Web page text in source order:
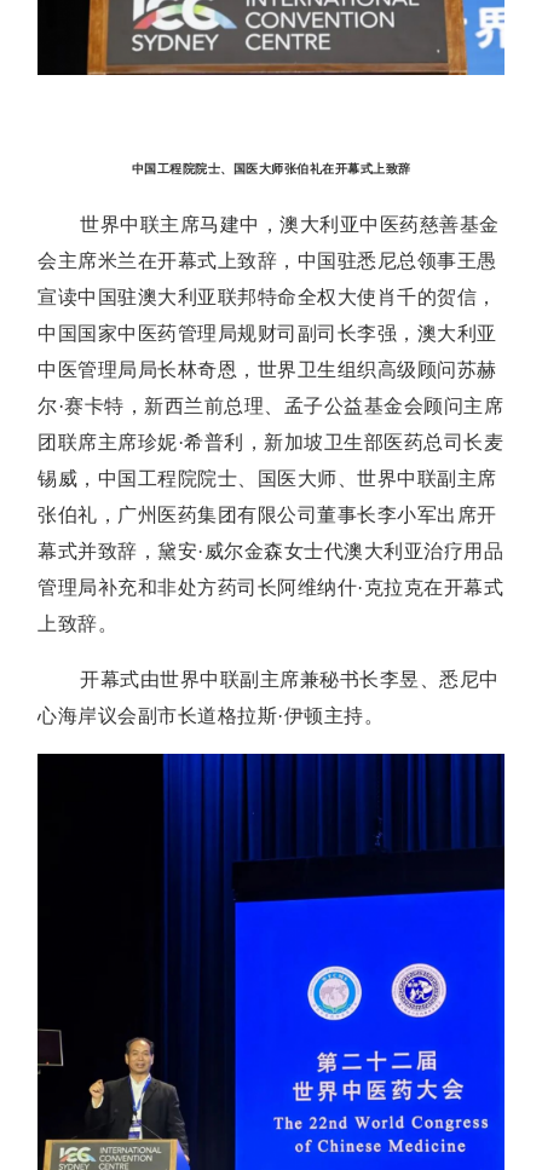
中国工程院院士、国医大师张伯礼在开幕式上致辞
世界中联主席马建中，澳大利亚中医药慈善基金
会主席米兰在开幕式上致辞，中国驻悉尼总领事王愚
宣读中国驻澳大利亚联邦特命全权大使肖千的贺信，
中国国家中医药管理局规财司副司长李强，澳大利亚
中医管理局局长林奇恩，世界卫生组织高级顾问苏赫
尔·赛卡特，新西兰前总理、孟子公益基金会顾问主席
团联席主席珍妮·希普利，新加坡卫生部医药总司长麦
锡威，中国工程院院士、国医大师、世界中联副主席
张伯礼，广州医药集团有限公司董事长李小军出席开
幕式并致辞，黛安·威尔金森女士代澳大利亚治疗用品
管理局补充和非处方药司长阿维纳什·克拉克在开幕式
上致辞。
开幕式由世界中联副主席兼秘书长李昱、悉尼中
心海岸议会副市长道格拉斯·伊顿主持。